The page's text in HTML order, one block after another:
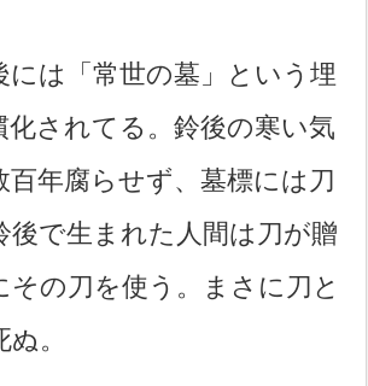
には「常世の墓」という埋
化されてる。鈴後の寒い気
百年腐らせず、墓標には刀
後で生まれた人間は刀が贈
その刀を使う。まさに刀と
。